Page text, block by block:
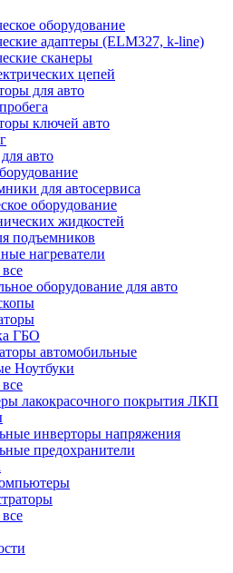
оборудование
адаптеры (ELM327, k-line)
сканеры
цепей
для авто
ключей авто
авто
для автосервиса
оборудование
жидкостей
подъемников
нагреватели
оборудование для авто
ГБО
автомобильные
Ноутбуки
лакокрасочного покрытия ЛКП
инверторы напряжения
предохранители